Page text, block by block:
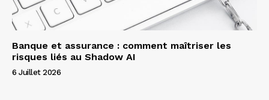
Banque et assurance : comment maîtriser les
risques liés au Shadow AI
6 Juillet 2026